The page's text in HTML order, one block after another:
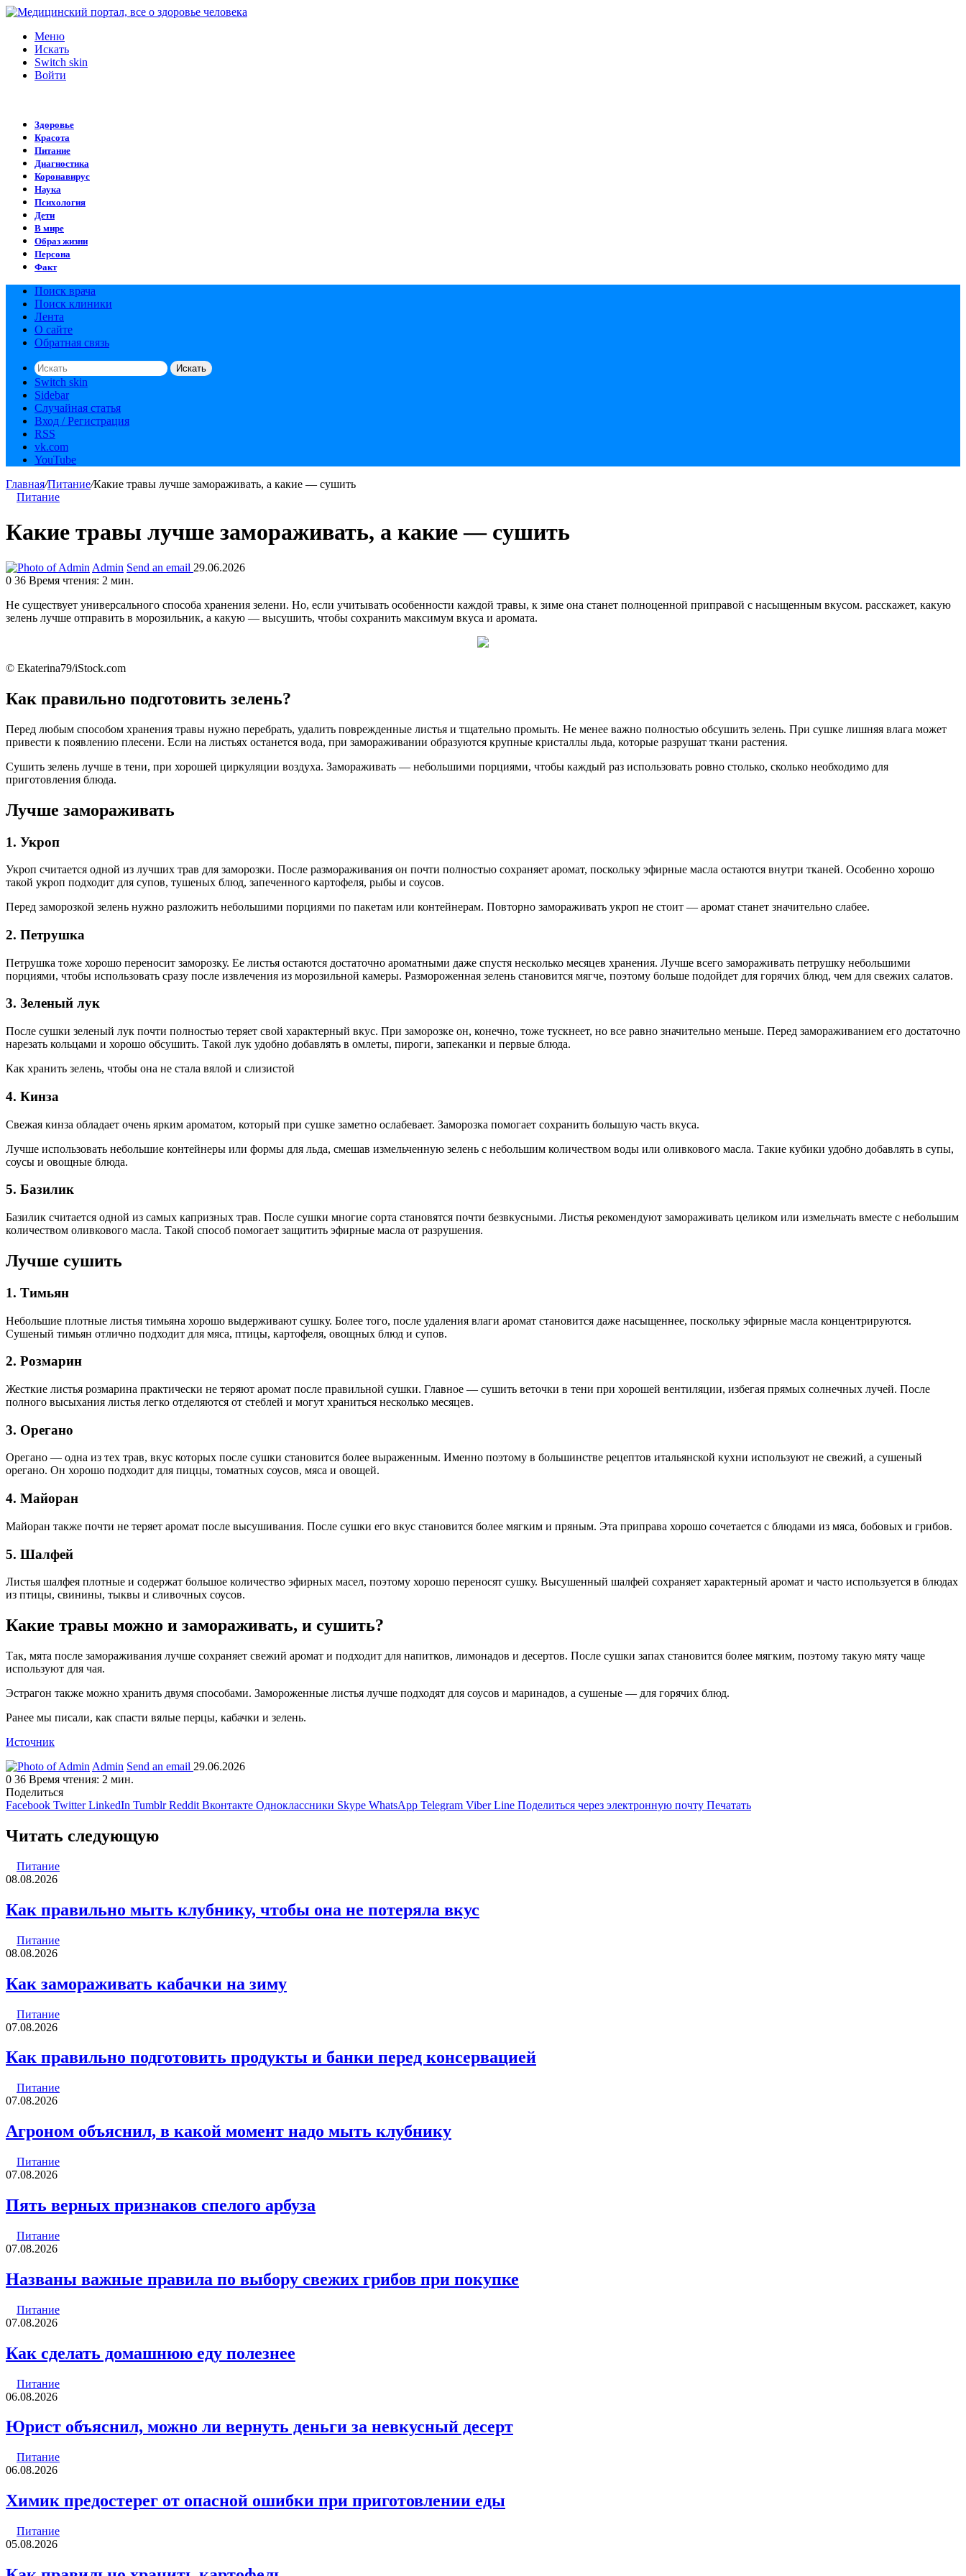
Меню
Искать
Switch skin
Войти
Здоровье
Красота
Питание
Диагностика
Коронавирус
Наука
Психология
Дети
В мире
Образ жизни
Персона
Факт
Поиск врача
Поиск клиники
Лента
О сайте
Обратная связь
Искать
Switch skin
Sidebar
Случайная статья
Вход / Регистрация
RSS
vk.com
YouTube
Главная/Питание/Какие травы лучше замораживать, а какие — сушить
Питание
Какие травы лучше замораживать, а какие — сушить
Admin Send an email 29.06.2026
0 36 Время чтения: 2 мин.
Не существует универсального способа хранения зелени. Но, если учитывать особенности каждой травы, к зиме она станет полноценной приправой с насыщенным вкусом. расскажет, какую
зелень лучше отправить в морозильник, а какую — высушить, чтобы сохранить максимум вкуса и аромата.
© Ekaterina79/iStock.com
Как правильно подготовить зелень?
Перед любым способом хранения травы нужно перебрать, удалить поврежденные листья и тщательно промыть. Не менее важно полностью обсушить зелень. При сушке лишняя влага может
привести к появлению плесени. Если на листьях останется вода, при замораживании образуются крупные кристаллы льда, которые разрушат ткани растения.
Сушить зелень лучше в тени, при хорошей циркуляции воздуха. Замораживать — небольшими порциями, чтобы каждый раз использовать ровно столько, сколько необходимо для
приготовления блюда.
Лучше замораживать
1. Укроп
Укроп считается одной из лучших трав для заморозки. После размораживания он почти полностью сохраняет аромат, поскольку эфирные масла остаются внутри тканей. Особенно хорошо
такой укроп подходит для супов, тушеных блюд, запеченного картофеля, рыбы и соусов.
Перед заморозкой зелень нужно разложить небольшими порциями по пакетам или контейнерам. Повторно замораживать укроп не стоит — аромат станет значительно слабее.
2. Петрушка
Петрушка тоже хорошо переносит заморозку. Ее листья остаются достаточно ароматными даже спустя несколько месяцев хранения. Лучше всего замораживать петрушку небольшими
порциями, чтобы использовать сразу после извлечения из морозильной камеры. Размороженная зелень становится мягче, поэтому больше подойдет для горячих блюд, чем для свежих салатов.
3. Зеленый лук
После сушки зеленый лук почти полностью теряет свой характерный вкус. При заморозке он, конечно, тоже тускнеет, но все равно значительно меньше. Перед замораживанием его достаточно
нарезать кольцами и хорошо обсушить. Такой лук удобно добавлять в омлеты, пироги, запеканки и первые блюда.
Как хранить зелень, чтобы она не стала вялой и слизистой
4. Кинза
Свежая кинза обладает очень ярким ароматом, который при сушке заметно ослабевает. Заморозка помогает сохранить большую часть вкуса.
Лучше использовать небольшие контейнеры или формы для льда, смешав измельченную зелень с небольшим количеством воды или оливкового масла. Такие кубики удобно добавлять в супы,
соусы и овощные блюда.
5. Базилик
Базилик считается одной из самых капризных трав. После сушки многие сорта становятся почти безвкусными. Листья рекомендуют замораживать целиком или измельчать вместе с небольшим
количеством оливкового масла. Такой способ помогает защитить эфирные масла от разрушения.
Лучше сушить
1. Тимьян
Небольшие плотные листья тимьяна хорошо выдерживают сушку. Более того, после удаления влаги аромат становится даже насыщеннее, поскольку эфирные масла концентрируются.
Сушеный тимьян отлично подходит для мяса, птицы, картофеля, овощных блюд и супов.
2. Розмарин
Жесткие листья розмарина практически не теряют аромат после правильной сушки. Главное — сушить веточки в тени при хорошей вентиляции, избегая прямых солнечных лучей. После
полного высыхания листья легко отделяются от стеблей и могут храниться несколько месяцев.
3. Орегано
Орегано — одна из тех трав, вкус которых после сушки становится более выраженным. Именно поэтому в большинстве рецептов итальянской кухни используют не свежий, а сушеный
орегано. Он хорошо подходит для пиццы, томатных соусов, мяса и овощей.
4. Майоран
Майоран также почти не теряет аромат после высушивания. После сушки его вкус становится более мягким и пряным. Эта приправа хорошо сочетается с блюдами из мяса, бобовых и грибов.
5. Шалфей
Листья шалфея плотные и содержат большое количество эфирных масел, поэтому хорошо переносят сушку. Высушенный шалфей сохраняет характерный аромат и часто используется в блюдах
из птицы, свинины, тыквы и сливочных соусов.
Какие травы можно и замораживать, и сушить?
Так, мята после замораживания лучше сохраняет свежий аромат и подходит для напитков, лимонадов и десертов. После сушки запах становится более мягким, поэтому такую мяту чаще
используют для чая.
Эстрагон также можно хранить двумя способами. Замороженные листья лучше подходят для соусов и маринадов, а сушеные — для горячих блюд.
Ранее мы писали, как спасти вялые перцы, кабачки и зелень.
Источник
Admin Send an email 29.06.2026
0 36 Время чтения: 2 мин.
Поделиться
Facebook Twitter LinkedIn Tumblr Reddit Вконтакте Одноклассники Skype WhatsApp Telegram Viber Line Поделиться через электронную почту Печатать
Читать следующую
Питание
08.08.2026
Как правильно мыть клубнику, чтобы она не потеряла вкус
Питание
08.08.2026
Как замораживать кабачки на зиму
Питание
07.08.2026
Как правильно подготовить продукты и банки перед консервацией
Питание
07.08.2026
Агроном объяснил, в какой момент надо мыть клубнику
Питание
07.08.2026
Пять верных признаков спелого арбуза
Питание
07.08.2026
Названы важные правила по выбору свежих грибов при покупке
Питание
07.08.2026
Как сделать домашнюю еду полезнее
Питание
06.08.2026
Юрист объяснил, можно ли вернуть деньги за невкусный десерт
Питание
06.08.2026
Химик предостерег от опасной ошибки при приготовлении еды
Питание
05.08.2026